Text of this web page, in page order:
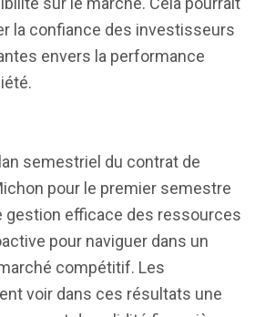
la confiance des investisseurs
envers la performance
semestriel du contrat de
pour le premier semestre
gestion efficace des ressources
pour naviguer dans un
compétitif. Les
voir dans ces résultats une